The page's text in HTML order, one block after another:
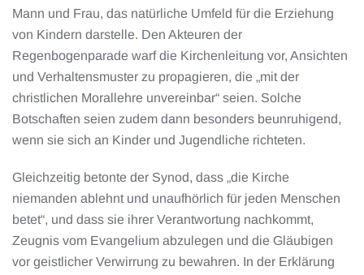
Mann und Frau, das natürliche Umfeld für die Erziehung
von Kindern darstelle. Den Akteuren der
Regenbogenparade warf die Kirchenleitung vor, Ansichten
und Verhaltensmuster zu propagieren, die „mit der
christlichen Morallehre unvereinbar“ seien. Solche
Botschaften seien zudem dann besonders beunruhigend,
wenn sie sich an Kinder und Jugendliche richteten.
Gleichzeitig betonte der Synod, dass „die Kirche
niemanden ablehnt und unaufhörlich für jeden Menschen
betet“, und dass sie ihrer Verantwortung nachkommt,
Zeugnis vom Evangelium abzulegen und die Gläubigen
vor geistlicher Verwirrung zu bewahren. In der Erklärung